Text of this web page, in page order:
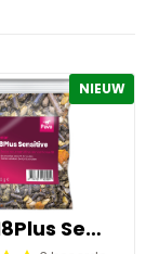
NIEUW
Pavo 18Plus Sensitive 0.4 kg